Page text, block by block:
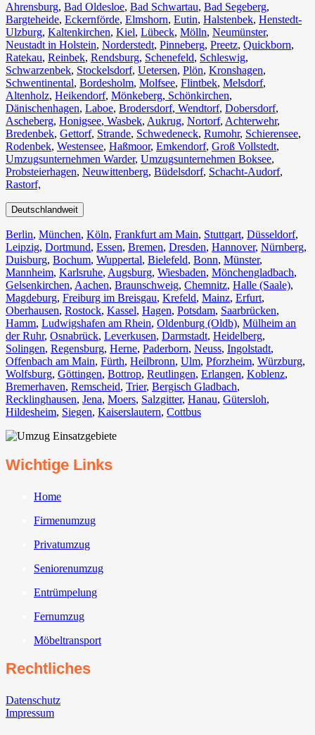
Ahrensburg, Bad Oldesloe, Bad Schwartau, Bad Segeberg,
Bargteheide, Eckernförde, Elmshorn, Eutin, Halstenbek, Henstedt-
Ulzburg, Kaltenkirchen, Kiel, Lübeck, Mölln, Neumünster,
Neustadt in Holstein, Norderstedt, Pinneberg, Preetz, Quickborn,
Ratekau, Reinbek, Rendsburg, Schenefeld, Schleswig,
Schwarzenbek, Stockelsdorf, Uetersen, Plön, Kronshagen,
Schwentinental, Bordesholm, Molfsee, Flintbek, Melsdorf,
Altenholz, Heikendorf, Mönkeberg, Schönkirchen,
Dänischenhagen, Laboe, Brodersdorf, Wendtorf, Dobersdorf,
Ascheberg, Honigsee, Wasbek, Aukrug, Nortorf, Achterwehr,
Bredenbek, Gettorf, Strande, Schwedeneck, Rumohr, Schierensee,
Rodenbek, Westensee, Haßmoor, Emkendorf, Groß Vollstedt,
Umzugsunternehmen Warder, Umzugsunternehmen Boksee,
Probsteierhagen, Neuwittenberg, Büdelsdorf, Schacht-Audorf,
Rastorf,
Deutschlandweit
Berlin⁠, München, Köln⁠, Frankfurt am Main, Stuttgart, Düsseldorf,
Leipzig, Dortmund, Essen, Bremen, Dresden, Hannover, Nürnberg,
Duisburg⁠, Bochum, Wuppertal⁠, Bielefeld⁠, Bonn⁠, Münster⁠,
Mannheim, Karlsruhe, Augsburg, Wiesbaden⁠, Mönchengladbach⁠,
Gelsenkirchen⁠, Aachen⁠, Braunschweig, Chemnitz⁠, Halle (Saale)⁠,
Magdeburg, Freiburg im Breisgau⁠, Krefeld⁠, Mainz⁠, Erfurt,
Oberhausen⁠, Rostock⁠, Kassel⁠, Hagen, Potsdam, Saarbrücken⁠,
Hamm, Ludwigshafen am Rhein⁠, Oldenburg (Oldb), Mülheim an
der Ruhr, Osnabrück⁠, Leverkusen, Darmstadt⁠, Heidelberg,
Solingen, Regensburg, Herne⁠, Paderborn, Neuss, Ingolstadt,
Offenbach am Main, Fürth⁠, Heilbronn, Ulm⁠, Pforzheim, Würzburg,
Wolfsburg⁠, Göttingen, Bottrop, Reutlingen, Erlangen⁠, Koblenz,
Bremerhaven⁠, Remscheid, Trier⁠, Bergisch Gladbach,
Recklinghausen, Jena⁠, Moers⁠, Salzgitter⁠, Hanau, Gütersloh,
Hildesheim⁠, Siegen⁠, Kaiserslautern⁠, Cottbus⁠
Wichtige Links
Home
Firmenumzug
Privatumzug
Seniorenumzug
Entrümpelung
Fernumzug
Möbeltransport
Rechtliches
Datenschutz
Impressum